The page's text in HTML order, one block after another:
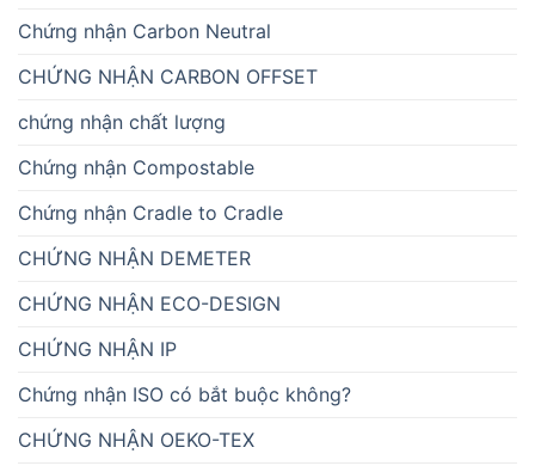
Chứng nhận Carbon Neutral
CHỨNG NHẬN CARBON OFFSET
chứng nhận chất lượng
Chứng nhận Compostable
Chứng nhận Cradle to Cradle
CHỨNG NHẬN DEMETER
CHỨNG NHẬN ECO-DESIGN
CHỨNG NHẬN IP
Chứng nhận ISO có bắt buộc không?
CHỨNG NHẬN OEKO-TEX